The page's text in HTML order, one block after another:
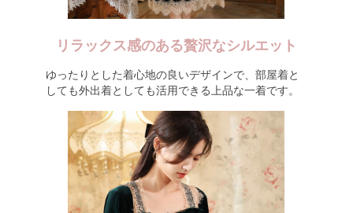
リラックス感のある贅沢なシルエット
ゆったりとした着心地の良いデザインで、部屋着と
しても外出着としても活用できる上品な一着です。